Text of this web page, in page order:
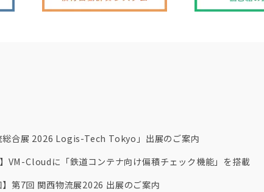
総合展 2026 Logis-Tech Tokyo」出展のご案内
VM-Cloudに「鉄道コンテナ向け偏積チェック機能」を搭載
】第7回 関西物流展2026 出展のご案内